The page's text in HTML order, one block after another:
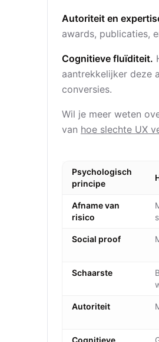
Autoriteit en
awards, publicaties,
Cognitieve fluïditeit.
aantrekkelijker deze
conversies.
Wil je meer weten
van hoe slechte UX
Psychologisch
principe
Afname van
risico
Social proof
Schaarste
Autoriteit
Cognitieve